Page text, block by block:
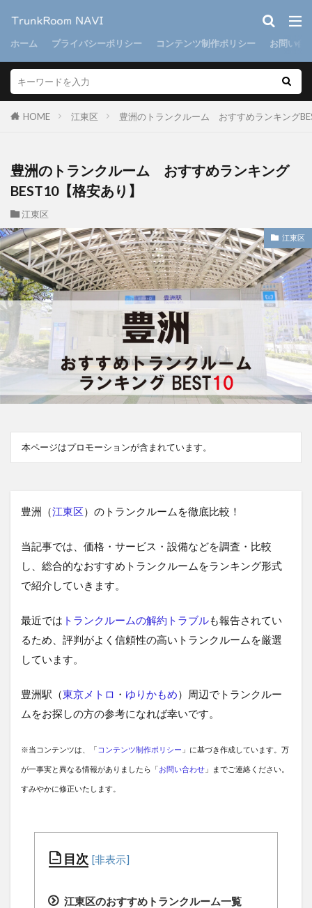
ホーム プライバシーポリシー コンテンツ制作ポリシー お問い合
HOME 江東区 豊洲のトランクルーム おすすめランキング
豊洲のトランクルーム おすすめランキング
BEST10【格安あり】
江東区
江東区
本ページはプロモーションが含まれています。
豊洲（江東区）のトランクルームを徹底比較！
当記事では、価格・サービス・設備などを調査・比較
し、総合的なおすすめトランクルームをランキング形式
で紹介していきます。
最近では トランクルームの解約トラブルも報告されてい
るため、評判がよく信頼性の高いトランクルームを厳選
しています。
豊洲駅（東京メトロ ・ ゆりかもめ）周辺でトランクルー
ムをお探しの方の参考になれば幸いです。
※当コンテンツは、「 コンテンツ制作ポリシー 」に基づき作成しています。万
が一事実と異なる情報がありましたら「お問い合わせ 」までご連絡ください。
すみやかに修正いたします。
目次
江東区のおすすめトランクルーム一覧